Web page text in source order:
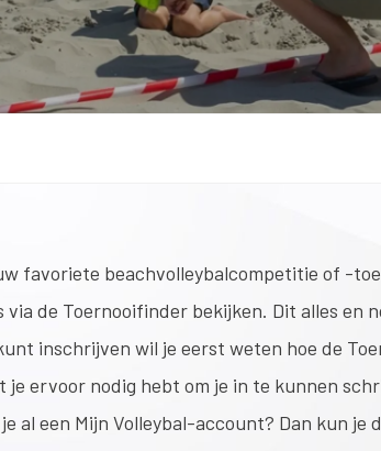
favoriete beachvolleybalcompetitie of -
de Toernooifinder bekijken. Dit alles en
inschrijven wil je eerst weten hoe de
ervoor nodig hebt om je in te kunnen
al een Mijn Volleybal-account? Dan kun je